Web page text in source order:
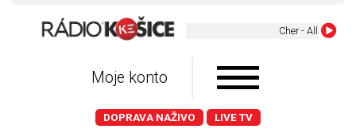
Cher - All or
Moje konto
DOPRAVA NAŽIVO LIVE TV